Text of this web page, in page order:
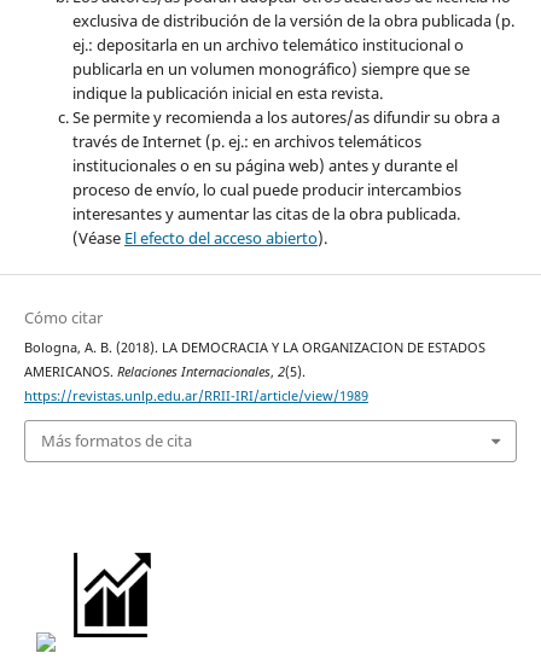
exclusiva de distribución de la versión de la obra publicada (p.
ej.: depositarla en un archivo telemático institucional o
publicarla en un volumen monográfico) siempre que se
indique la publicación inicial en esta revista.
Se permite y recomienda a los autores/as difundir su obra a
través de Internet (p. ej.: en archivos telemáticos
institucionales o en su página web) antes y durante el
proceso de envío, lo cual puede producir intercambios
interesantes y aumentar las citas de la obra publicada.
(Véase El efecto del acceso abierto).
Cómo citar
Bologna, A. B. (2018). LA DEMOCRACIA Y LA ORGANIZACION DE ESTADOS
AMERICANOS. Relaciones Internacionales, 2(5).
https://revistas.unlp.edu.ar/RRII-IRI/article/view/1989
Más formatos de cita